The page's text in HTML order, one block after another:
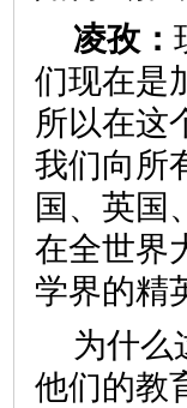
凌孜：
们现在是
所以在这
我们向所
国、英国
在全世界
学界的精
为什么
他们的教